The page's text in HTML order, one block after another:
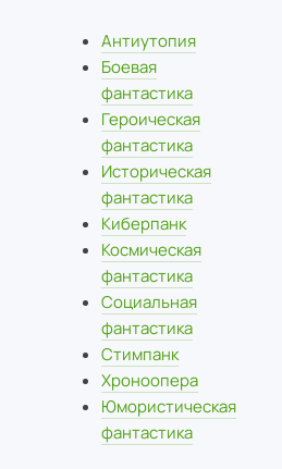
Антиутопия
Боевая
фантастика
Героическая
фантастика
Историческая
фантастика
Киберпанк
Космическая
фантастика
Социальная
фантастика
Стимпанк
Хроноопера
Юмористическая
фантастика